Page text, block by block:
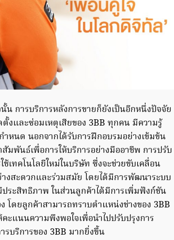
การบริการหลังการขายก็ยังเป็นอีกหนึ่งปัจจัย
งและซ่อมเหตุเสียของ 3BB ทุกคน มีความรู้
หนด นอกจากได้รับการฝึกอบรมอย่างเข้มข้น
พันธ์เพื่อการให้บริการอย่างมืออาชีพ การปรับ
ทคโนโลยีใหม่ในบริษัท ซึ่งจะช่วยขับเคลื่อน
งสะดวกและร่วมสมัย โดยได้มีการพัฒนาระบบ
ระสิทธิภาพ ในส่วนลูกค้าได้มีการเพิ่มฟังก์ชัน
ดยลูกค้าสามารถทราบตำแหน่งช่างของ 3BB
ะแนนความพึงพอใจเพื่อนำไปปรับปรุงการ
รบริการของ 3BB มากยิ่งขึ้น